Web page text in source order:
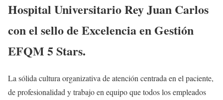
Hospital Universitario Rey Juan Carlos
con el sello de Excelencia en Gestión
EFQM 5 Stars.
La sólida cultura organizativa de atención centrada en el paciente,
de profesionalidad y trabajo en equipo que todos los empleados